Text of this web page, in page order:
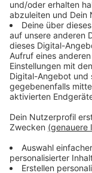
Verpass'
ANTENNE
Lifestyle